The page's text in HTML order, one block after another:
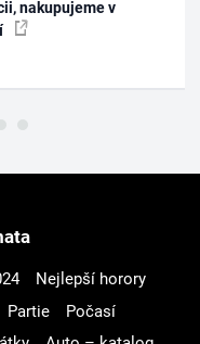
nakupujeme v
Nejlepší horory
Partie
Počasí